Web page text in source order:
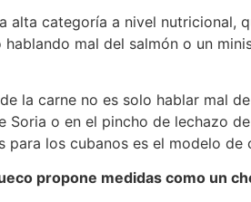
categoría a nivel nutricional,
mal del salmón o un
la carne no es solo hablar mal
o en el pincho de lechazo
los cubanos es el modelo de
propone medidas como un